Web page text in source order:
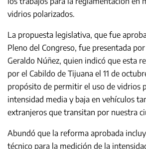
vidrios polarizados.
La propuesta legislativa, que fue
Pleno del Congreso, fue presentada
Geraldo Núñez, quien indicó que esta
por el Cabildo de Tijuana el 11 de
propósito de permitir el uso de vidrios
intensidad media y baja en vehículos
extranjeros que transitan por nuestra
Abundó que la reforma aprobada
técnico para la medición de la